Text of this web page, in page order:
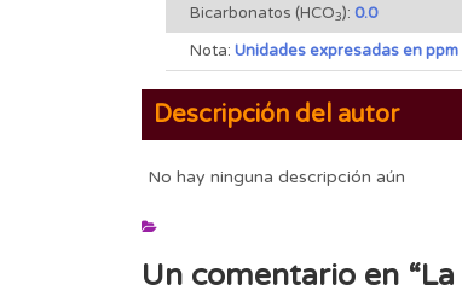
Bicarbonatos (HCO3): 0.0
Nota: Unidades expresadas en
Descripción del autor
No hay ninguna descripción aún
Un comentario en “